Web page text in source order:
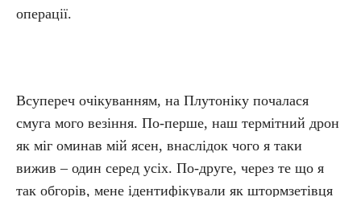
операції.
Всупереч очікуванням, на Плутоніку почалася
смуга мого везіння. По-перше, наш термітний дрон
як міг оминав мій ясен, внаслідок чого я таки
вижив – один серед усіх. По-друге, через те що я
так обгорів, мене ідентифікували як штормзетівця